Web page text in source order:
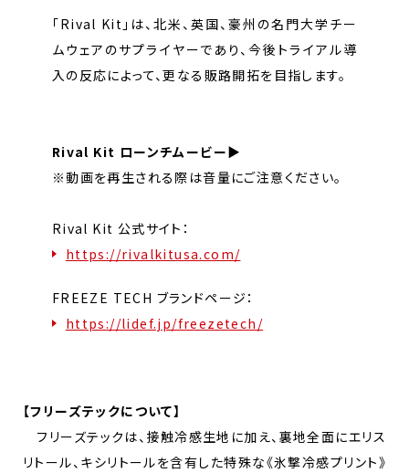
「Rival Kit」は、北米、英国、豪州の名門大学チー
ムウェアのサプライヤーであり、今後トライアル導
入の反応によって、更なる販路開拓を目指します。
Rival Kit ローンチムービー▶
※動画を再生される際は音量にご注意ください。
Rival Kit 公式サイト：
https://rivalkitusa.com/
FREEZE TECH ブランドページ：
https://lidef.jp/freezetech/
【フリーズテックについて】
フリーズテックは、接触冷感生地に加え、裏地全面にエリス
リトール、キシリトールを含有した特殊な《氷撃冷感プリント》